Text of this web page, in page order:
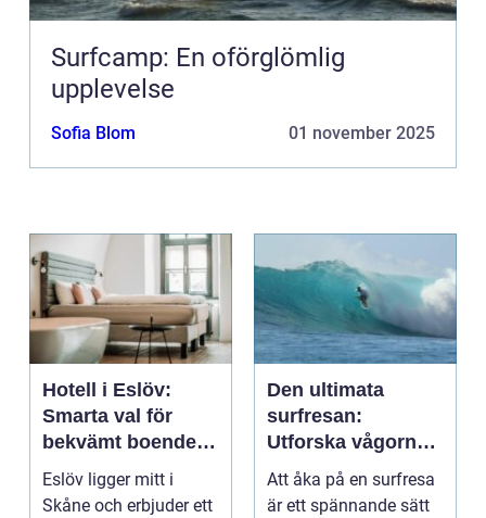
Surfcamp: En oförglömlig
upplevelse
Sofia Blom 01 november 2025
Hotell i Eslöv:
Smarta val för
bekvämt boende i
hjärtat av Skåne
Eslöv ligger mitt i
Skåne och erbjuder ett
Den ultimata
surfresan:
Utforska vågorna
och upptäck
äventyret
Att åka på en surfresa
är ett spännande sätt